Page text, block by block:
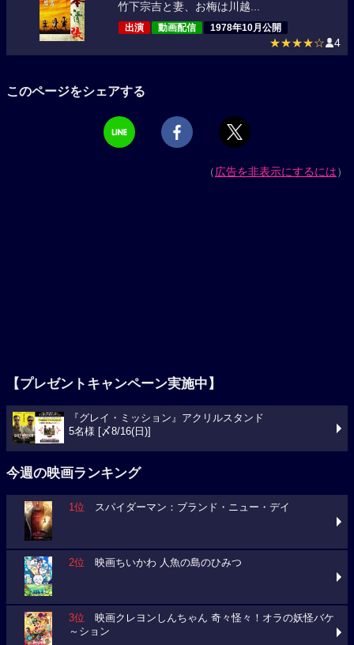
竹下宗吉と妻、お梅は川越...
出演 動画配信 1978年10月公開
★★★★☆ 4
このページをシェアする
（広告を非表示にするには）
【プレゼントキャンペーン実施中】
『グレイ・ミッション』アクリルスタンド
5名様 [〆8/16(日)]
今週の映画ランキング
1位 スパイダーマン：ブランド・ニュー・デイ
2位 映画ちいかわ 人魚の島のひみつ
3位 映画クレヨンしんちゃん 奇々怪々！オラの妖怪バケ
～ション